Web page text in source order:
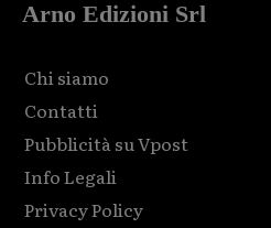
Arno Edizioni Srl
Chi siamo
Contatti
Pubblicità su Vpost
Info Legali
Privacy Policy